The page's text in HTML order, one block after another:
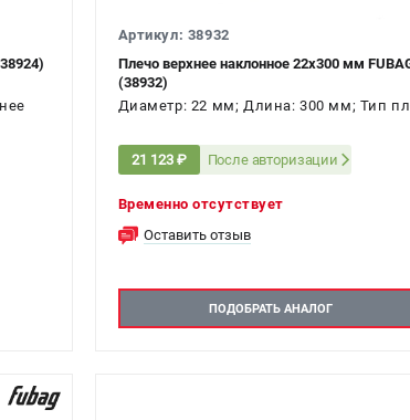
Артикул: 38932
Плечо верхнее наклонное 22х300 мм
(38932)
Диаметр: 22 мм; Длина: 300 мм; Тип
21 123 ₽ После авторизации
Временно отсутствует
Оставить отзыв
ПОДОБРАТЬ АНАЛОГ